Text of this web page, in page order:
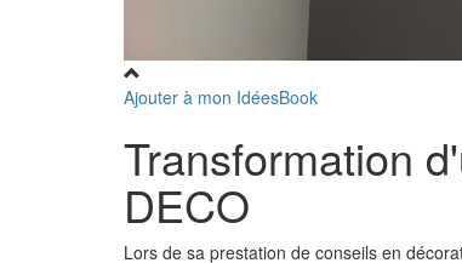
Ajouter à mon IdéesBook
Transformation
DECO
Lors de sa prestation de conseils en